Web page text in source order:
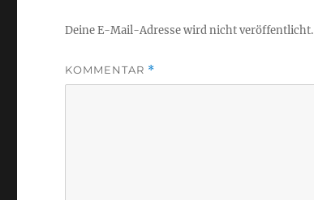
Deine E-Mail-Adresse wird nicht veröffentlicht.
KOMMENTAR *